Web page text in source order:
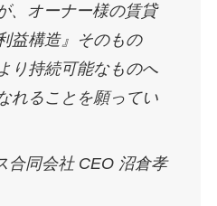
、オーナー様の賃貸
益構造』そのもの
り持続可能なものへ
れることを願ってい
合同会社 CEO 沼倉孝